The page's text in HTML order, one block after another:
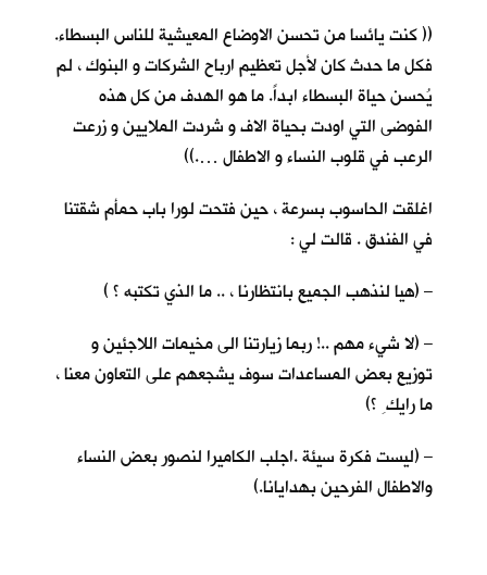
(( كنت يائسا من تحسن الاوضاع المعيشية للناس البسطاء.
فكل ما حدث كان لأجل تعظيم ارباح الشركات و البنوك ، لم
يُحسن حياة البسطاء ابداً. ما هو الهدف من كل هذه
الفوضى التي اودت بحياة الاف و شردت الملايين و زرعت
الرعب في قلوب النساء و الاطفال ….))
اغلقت الحاسوب بسرعة ، حين فتحت لورا باب حمأم شقتنا
في الفندق . قالت لي :
– (هيا لنذهب الجميع بانتظارنا ، .. ما الذي تكتبه ؟ )
– (لا شيء مهم ..! ربما زيارتنا الى مخيمات اللاجئين و
توزيع بعض المساعدات سوف يشجعهم على التعاون معنا ،
ما رايك ِ ؟)
– (ليست فكرة سيئة .اجلب الكاميرا لنصور بعض النساء
والاطفال الفرحين بهدايانا.)